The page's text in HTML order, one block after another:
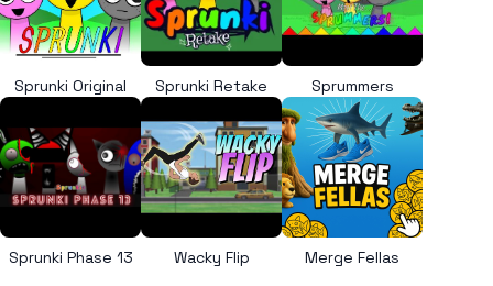
Sprunki Original Sprunki Retake Sprummers
Sprunki Phase 13 Wacky Flip Merge Fellas